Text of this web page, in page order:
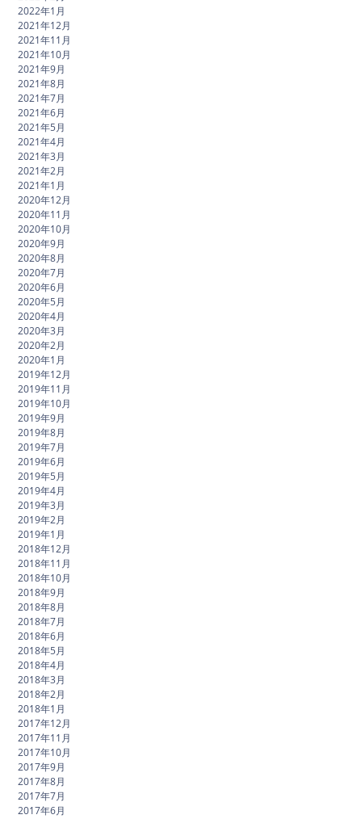
2022年1月
2021年12月
2021年11月
2021年10月
2021年9月
2021年8月
2021年7月
2021年6月
2021年5月
2021年4月
2021年3月
2021年2月
2021年1月
2020年12月
2020年11月
2020年10月
2020年9月
2020年8月
2020年7月
2020年6月
2020年5月
2020年4月
2020年3月
2020年2月
2020年1月
2019年12月
2019年11月
2019年10月
2019年9月
2019年8月
2019年7月
2019年6月
2019年5月
2019年4月
2019年3月
2019年2月
2019年1月
2018年12月
2018年11月
2018年10月
2018年9月
2018年8月
2018年7月
2018年6月
2018年5月
2018年4月
2018年3月
2018年2月
2018年1月
2017年12月
2017年11月
2017年10月
2017年9月
2017年8月
2017年7月
2017年6月